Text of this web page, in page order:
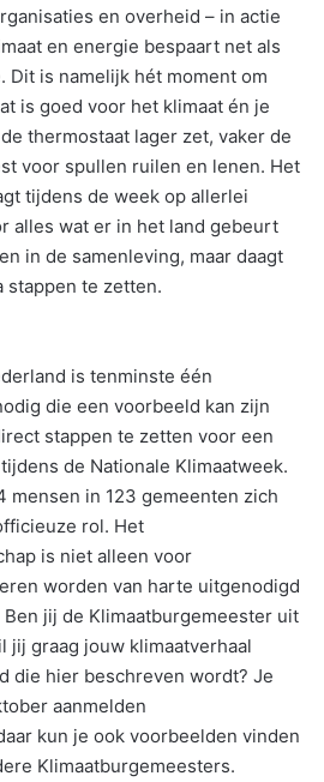
en overheid – in actie
en energie bespaart net als
is namelijk hét moment om
is goed voor het klimaat én je
thermostaat lager zet, vaker de
voor spullen ruilen en lenen. Het
tijdens de week op allerlei
alles wat er in het land gebeurt
in de samenleving, maar daagt
stappen te zetten.
is tenminste één
die een voorbeeld kan zijn
stappen te zetten voor een
de Nationale Klimaatweek.
mensen in 123 gemeenten zich
rol. Het
is niet alleen voor
worden van harte uitgenodigd
jij de Klimaatburgemeester uit
jij graag jouw klimaatverhaal
die hier beschreven wordt? Je
aanmelden
kun je ook voorbeelden vinden
Klimaatburgemeesters.